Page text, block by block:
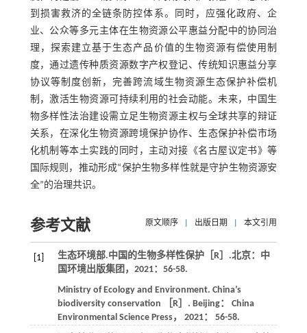
到损害救济的全链条防控体系。同时，应强化政府、企
业、公众等多元主体在生物资源公平惠益分配中的协同治
理，探索建立基于生态产品价值的生物资源有偿使用制
度，通过遗传种质资源数字产权登记、传统知识惠益分享
协议等制度创新，完善跨流域生物资源生态保护补偿机
制，激活生物资源可持续利用的社会动能。未来，中国生
物多样性法治建设需立足生物资源主权与全球共享的辩证
关系，在深化生物资源跨境保护协作、生态保护补偿市场
化机制等本土实践的同时，主动对接《名古屋议定书》等
国际规则，推动形成“保护生物多样性就是守护生物资源安
全”的治理共识。
参考文献 原文顺序 出版日期 本文引用
[1]
生态环境部.中国的生物多样性保护［R］.北京：中
国环境出版集团， 2021：56-58.
Ministry of Ecology and Environment. China’s
biodiversity conservation ［R］. Beijing： China
Environmental Science Press， 2021： 56-58.